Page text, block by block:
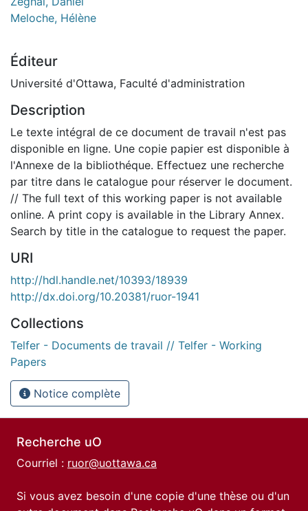
Meloche, Hélène
Éditeur
Université d'Ottawa, Faculté d'administration
Description
Le texte intégral de ce document de travail n'est pas
disponible en ligne. Une copie papier est disponible à
l'Annexe de la bibliothéque. Effectuez une recherche
par titre dans le catalogue pour réserver le document.
// The full text of this working paper is not available
online. A print copy is available in the Library Annex.
Search by title in the catalogue to request the paper.
URI
http://hdl.handle.net/10393/18939
http://dx.doi.org/10.20381/ruor-1941
Collections
Telfer - Documents de travail // Telfer - Working
Papers
Notice complète
Recherche uO
Courriel : ruor@uottawa.ca
Si vous avez besoin d'une copie d'une thèse ou d'un